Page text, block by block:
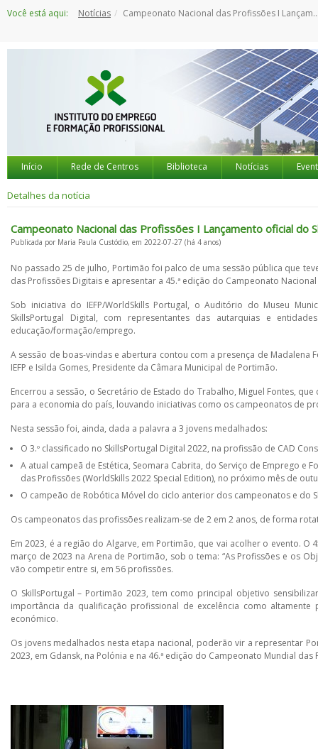
paraVocê está aqui: Notícias Campeonato Nacional das Profissões I Lançamento oficial do SkillsPortimão 2023
Início Rede de Centros Biblioteca Notícias
Detalhes da notícia
Campeonato Nacional das Profissões I Lançamento oficial do
Publicada por Maria Paula Custódio, em 2022-07-27 (há 4 anos)
No passado 25 de julho, Portimão foi palco de uma sessão pública que
das Profissões Digitais e apresentar a 45.ª edição do Campeonato
Sob iniciativa do IEFP/WorldSkills Portugal, o Auditório do Museu
SkillsPortugal Digital, com representantes das autarquias e
educação/formação/emprego.
A sessão de boas-vindas e abertura contou com a presença de Madalena
IEFP e Isilda Gomes, Presidente da Câmara Municipal de Portimão.
Encerrou a sessão, o Secretário de Estado do Trabalho, Miguel Fontes,
para a economia do país, louvando iniciativas como os campeonatos de
Nesta sessão foi, ainda, dada a palavra a 3 jovens medalhados:
O 3.º classificado no SkillsPortugal Digital 2022, na profissão de CAD
A atual campeã de Estética, Seomara Cabrita, do Serviço de Emprego
das Profissões (WorldSkills 2022 Special Edition), no próximo mês de
O campeão de Robótica Móvel do ciclo anterior dos campeonatos e do
Os campeonatos das profissões realizam-se de 2 em 2 anos, de forma
Em 2023, é a região do Algarve, em Portimão, que vai acolher o evento.
março de 2023 na Arena de Portimão, sob o tema: “As Profissões e os
vão competir entre si, em 56 profissões.
O SkillsPortugal – Portimão 2023, tem como principal objetivo
importância da qualificação profissional de excelência como
económico.
Os jovens medalhados nesta etapa nacional, poderão vir a representar
2023, em Gdansk, na Polónia e na 46.ª edição do Campeonato Mundial